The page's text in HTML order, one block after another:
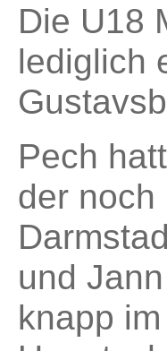
Die U18
lediglich
Pech
der noch
und
knapp